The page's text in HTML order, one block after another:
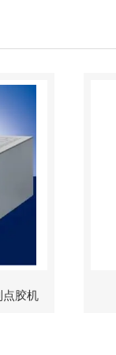
点胶机